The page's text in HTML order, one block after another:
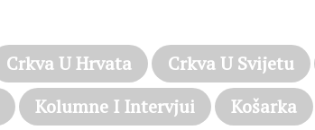
Crkva U Hrvata Crkva U Svijetu
Kolumne I Intervjui Košarka